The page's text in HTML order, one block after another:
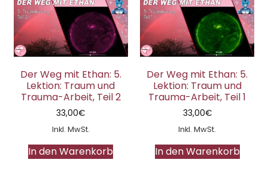
Der Weg mit Ethan: 5.
Lektion: Traum und
Trauma-Arbeit, Teil 2
33,00€
Inkl. MwSt.
In den Warenkorb
Der Weg mit Ethan: 5.
Lektion: Traum und
Trauma-Arbeit, Teil 1
33,00€
Inkl. MwSt.
In den Warenkorb